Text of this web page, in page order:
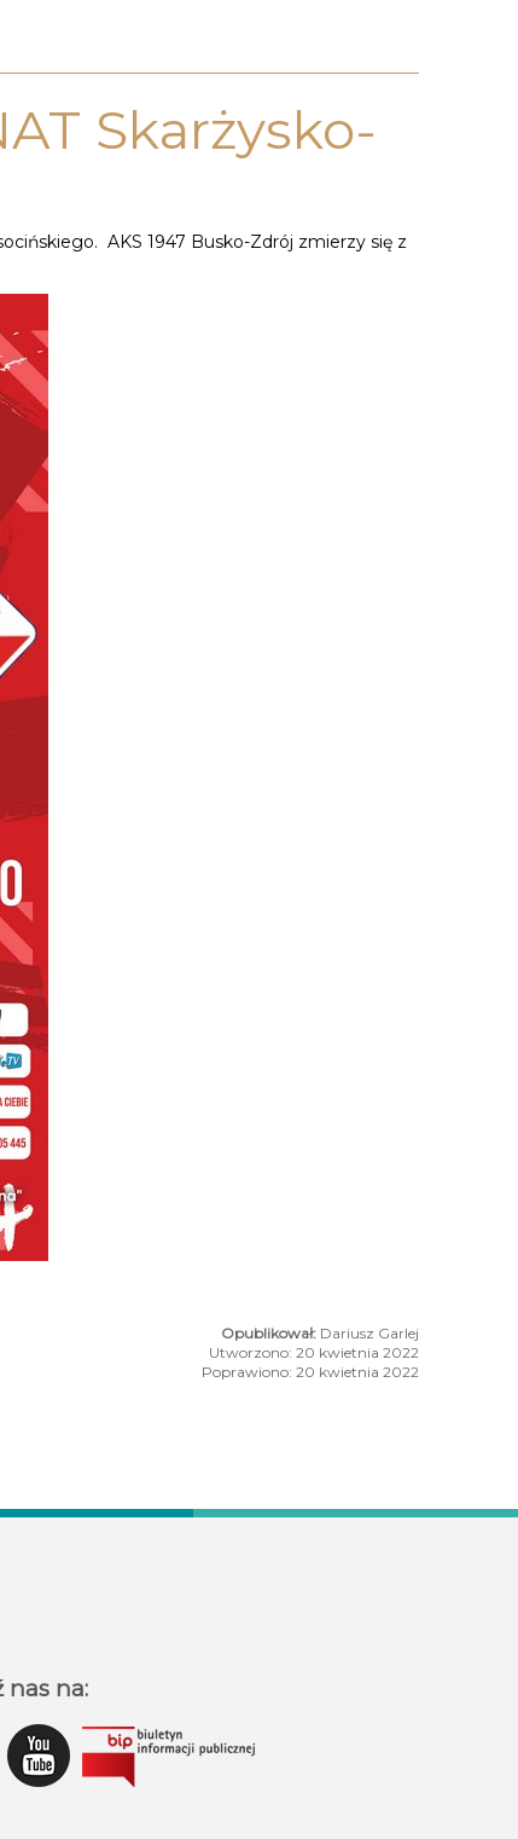
Skarżysko-
AKS 1947 Busko-Zdrój zmierzy się z
Dariusz Garlej
Utworzono: 20 kwietnia 2022
Poprawiono: 20 kwietnia 2022
edycja akcji Biegam Bo Lubię!
nas na: